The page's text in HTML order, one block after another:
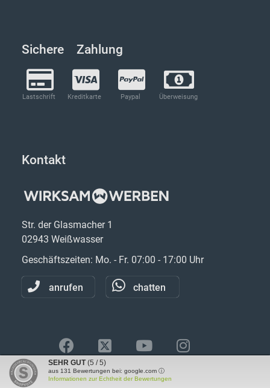
Sichere Zahlung
Lastschrift Kreditkarte Paypal Überweisung
Kontakt
Str. der Glasmacher 1
02943 Weißwasser
Geschäftszeiten: Mo. - Fr. 07:00 - 17:00 Uhr
anrufen chatten
SEHR GUT (5 / 5)
aus 131 Bewertungen bei: google.com ⓘ
Informationen zur Echtheit der Bewertungen